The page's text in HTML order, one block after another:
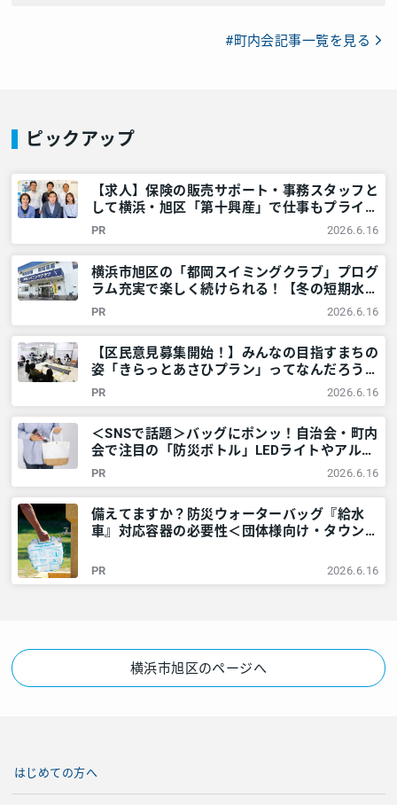
#町内会記事一覧を見る
ピックアップ
【求人】保険の販売サポート・事務スタッフと
して横浜・旭区「第十興産」で仕事もプライベ
ートも充実させませんか？ – 神奈川・東京多
摩のご近所情報 – レアリア
PR 2026.6.16
横浜市旭区の「都岡スイミングクラブ」プログ
ラム充実で楽しく続けられる！【冬の短期水泳
教室開催！】 – 神奈川・東京多摩のご近所情
報 – レアリア
PR 2026.6.16
【区民意見募集開始！】みんなの目指すまちの
姿「きらっとあさひプラン」ってなんだろう？
@横浜市旭区 – 神奈川・東京多摩のご近所情
報 – レアリア
PR 2026.6.16
＜SNSで話題＞バッグにポンッ！自治会・町内
会で注目の「防災ボトル」LEDライトやアルミ
シートなど6点が1本に – 神奈川・東京多摩の
ご近所情報 – レアリア
PR 2026.6.16
備えてますか？防災ウォーターバッグ『給水
車』対応容器の必要性＜団体様向け・タウンニ
多摩のご近所情報 – レアリア
PR 2026.6.16
横浜市旭区のページへ
はじめての方へ